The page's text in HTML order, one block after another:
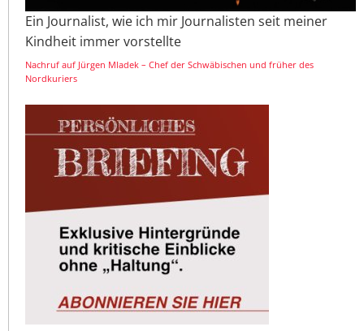
Ein Journalist, wie ich mir Journalisten seit meiner
Kindheit immer vorstellte
Nachruf auf Jürgen Mladek – Chef der Schwäbischen und früher des
Nordkuriers